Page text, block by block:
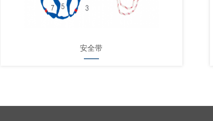
安全带